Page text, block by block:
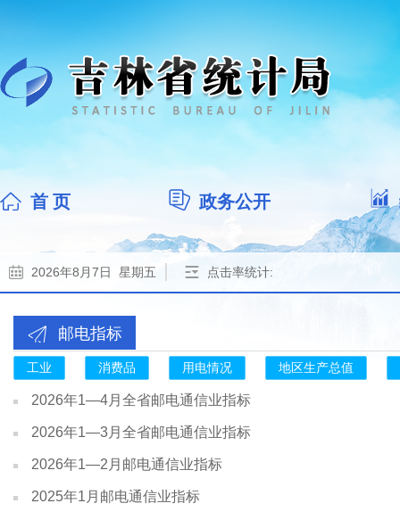
首 页 政务公开
2026年8月7日 星期五 点击率统计:
邮电指标
工业 消费品 用电情况 地区生产总值
2026年1—4月全省邮电通信业指标
2026年1—3月全省邮电通信业指标
2026年1—2月邮电通信业指标
2025年1月邮电通信业指标